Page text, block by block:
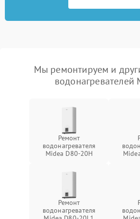
Мы ремонтируем и
водонагревателей
Ремонт
водонагревателя
Midea D80-20Н
Ремонт
водонагревателя